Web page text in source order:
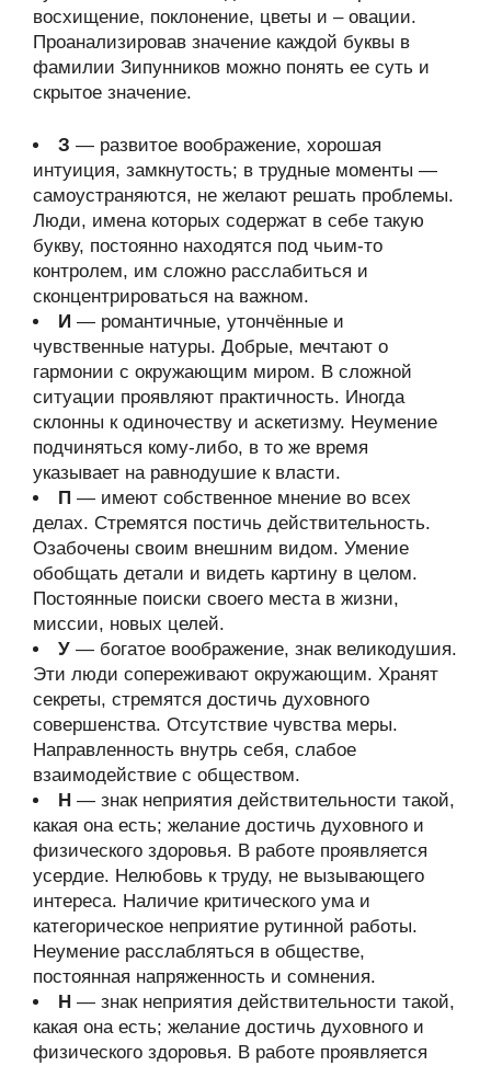
восхищение, поклонение, цветы и – овации.
Проанализировав значение каждой буквы в
фамилии Зипунников можно понять ее суть и
скрытое значение.
З — развитое воображение, хорошая
интуиция, замкнутость; в трудные моменты —
самоустраняются, не желают решать проблемы.
Люди, имена которых содержат в себе такую
букву, постоянно находятся под чьим-то
контролем, им сложно расслабиться и
сконцентрироваться на важном.
И — романтичные, утончённые и
чувственные натуры. Добрые, мечтают о
гармонии с окружающим миром. В сложной
ситуации проявляют практичность. Иногда
склонны к одиночеству и аскетизму. Неумение
подчиняться кому-либо, в то же время
указывает на равнодушие к власти.
П — имеют собственное мнение во всех
делах. Стремятся постичь действительность.
Озабочены своим внешним видом. Умение
обобщать детали и видеть картину в целом.
Постоянные поиски своего места в жизни,
миссии, новых целей.
У — богатое воображение, знак великодушия.
Эти люди сопереживают окружающим. Хранят
секреты, стремятся достичь духовного
совершенства. Отсутствие чувства меры.
Направленность внутрь себя, слабое
взаимодействие с обществом.
Н — знак неприятия действительности такой,
какая она есть; желание достичь духовного и
физического здоровья. В работе проявляется
усердие. Нелюбовь к труду, не вызывающего
интереса. Наличие критического ума и
категорическое неприятие рутинной работы.
Неумение расслабляться в обществе,
постоянная напряженность и сомнения.
Н — знак неприятия действительности такой,
какая она есть; желание достичь духовного и
физического здоровья. В работе проявляется